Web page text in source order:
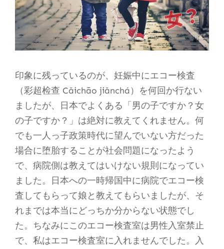
印象に残っているのが、妊娠中にエコー検査
（彩超检查 Cǎichāo jiǎnchá）を何回か行ない
ましたが、日本でよくある「男の子ですか？女
の子ですか？」は絶対に教えてくれません。何
でも一人っ子政策時代に望んでいない方だった
場合に堕胎することが社会問題になったよう
で、病院側は教えてはいけない規則になってい
ました。日本への一時帰国中に病院でエコー検
査してもらって娘と教えてもらいましたが、そ
れまでは本当にどっちか分からない状態でし
た。ちなみにこのエコー検査室は男性入室禁止
で、私はエコー検査室に入れませんでした。入